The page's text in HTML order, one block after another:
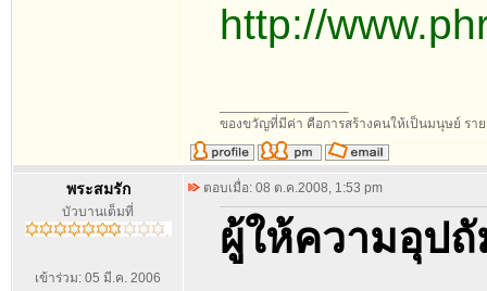
http://
ของขวัญที่มีค่า คือการสร้างคนให้เป็นมนุษย์ รา
พระสมรัก
บัวบานเต็มที่
เข้าร่วม: 05 มี.ค. 2006
ตอบเมื่อ: 08 ต.ค.2008, 1:53 pm
ผู้ให้ความอุป